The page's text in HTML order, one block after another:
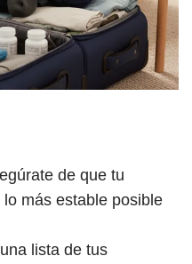
de que tu
más estable posible
lista de tus